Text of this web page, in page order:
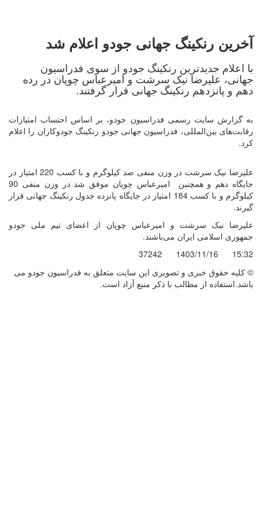
آخرین رنکینگ جهانی جودو اعلام شد
با اعلام جدیدترین رنکینگ جودو از سوی فدراسیون
جهانی، علیرضا نیک سرشت و امیرعباس چوپان در رده
دهم و پانزدهم رنکینگ جهانی قرار گرفتند.
به گزارش سایت رسمی فدراسیون جودو، بر اساس احتساب امتیازات
رقابت‌های بین‌المللی، فدراسیون جهانی جودو رنکینگ جودوکاران را اعلام
کرد.
علیرضا نیک سرشت در وزن منفی صد کیلوگرم و با کسب 220 امتیاز در
جایگاه دهم و همچنین امیرعباس چوپان موفق شد در وزن منفی 90
کیلوگرم و با کسب 184 امتیاز در جایگاه پانزده جدول رنکینگ جهانی قرار
گیرند.
علیرضا نیک سرشت و امیرعباس چوپان از اعضای تیم ملی جودو
جمهوری اسلامی ایران می‌باشند.
15:32
1403/11/16
37242
© کليه حقوق خبری و تصويری اين سايت متعلق به فدراسیون جودو می
باشد.استفاده از مطالب با ذكر منبع آزاد است.